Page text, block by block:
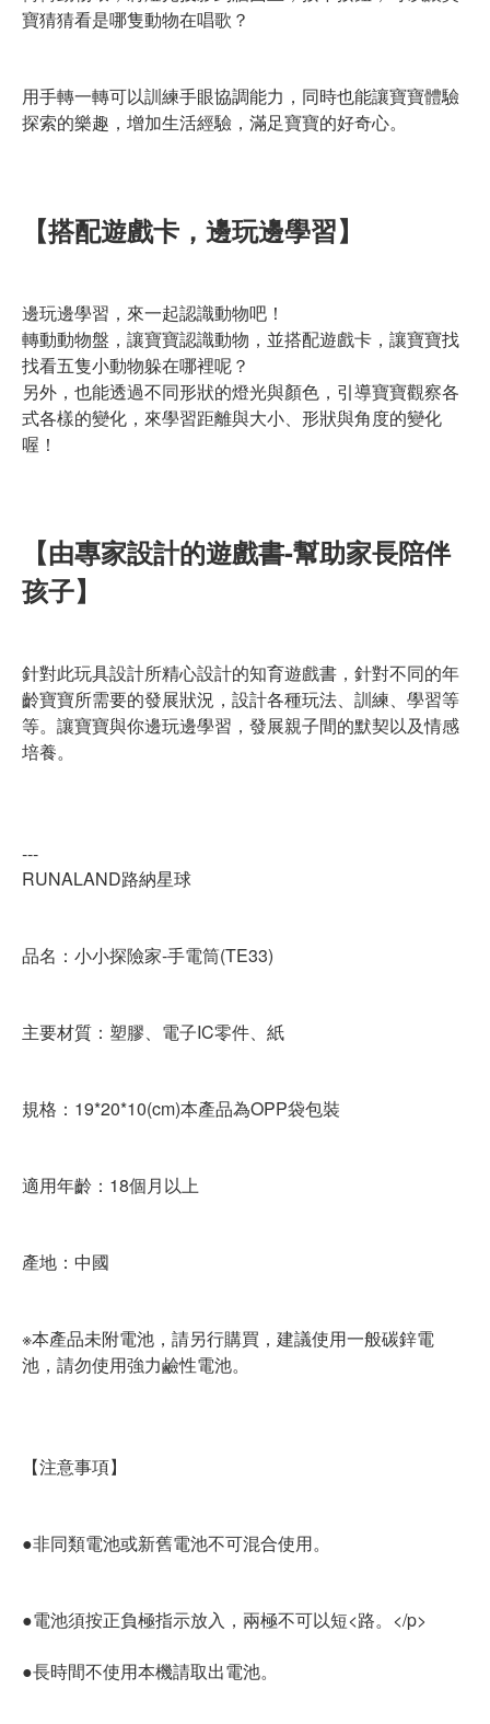
寶猜猜看是哪隻動物在唱歌？
用手轉一轉可以訓練手眼協調能力，同時也能讓寶寶體驗
探索的樂趣，增加生活經驗，滿足寶寶的好奇心。
【搭配遊戲卡，邊玩邊學習】
邊玩邊學習，來一起認識動物吧！
轉動動物盤，讓寶寶認識動物，並搭配遊戲卡，讓寶寶找
找看五隻小動物躲在哪裡呢？
另外，也能透過不同形狀的燈光與顏色，引導寶寶觀察各
式各樣的變化，來學習距離與大小、形狀與角度的變化
喔！
【由專家設計的遊戲書-幫助家長陪伴
孩子】
針對此玩具設計所精心設計的知育遊戲書，針對不同的年
齡寶寶所需要的發展狀況，設計各種玩法、訓練、學習等
等。讓寶寶與你邊玩邊學習，發展親子間的默契以及情感
培養。
---
RUNALAND路納星球
品名：小小探險家-手電筒(TE33)
主要材質：塑膠、電子IC零件、紙
規格：19*20*10(cm)本產品為OPP袋包裝
適用年齡：18個月以上
產地：中國
※本產品未附電池，請另行購買，建議使用一般碳鋅電
池，請勿使用強力鹼性電池。
【注意事項】
●非同類電池或新舊電池不可混合使用。
●電池須按正負極指示放入，兩極不可以短<路。</p>
●長時間不使用本機請取出電池。